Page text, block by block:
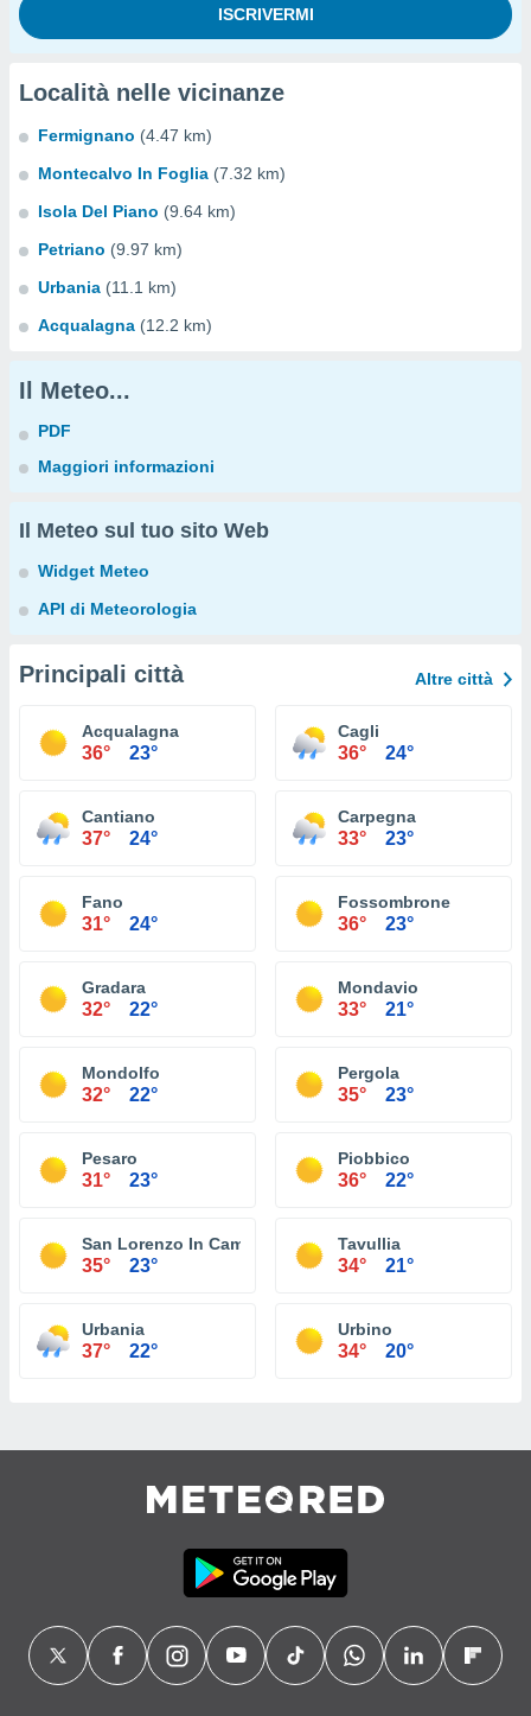
Località nelle vicinanze
Fermignano (4.47 km)
Montecalvo In Foglia (7.32 km)
Isola Del Piano (9.64 km)
Petriano (9.97 km)
Urbania (11.1 km)
Acqualagna (12.2 km)
Il Meteo...
PDF
Maggiori informazioni
Il Meteo sul tuo sito Web
Widget Meteo
API di Meteorologia
Principali città Altre città
Acqualagna
36° 23°
Cagli
36° 24°
Cantiano
37° 24°
Carpegna
33° 23°
Fano
31° 24°
Fossombrone
36° 23°
Gradara
32° 22°
Mondavio
33° 21°
Mondolfo
32° 22°
Pergola
35° 23°
Pesaro
31° 23°
Piobbico
36° 22°
San Lorenzo In Campo
35° 23°
Tavullia
34° 21°
Urbania
37° 22°
Urbino
34° 20°